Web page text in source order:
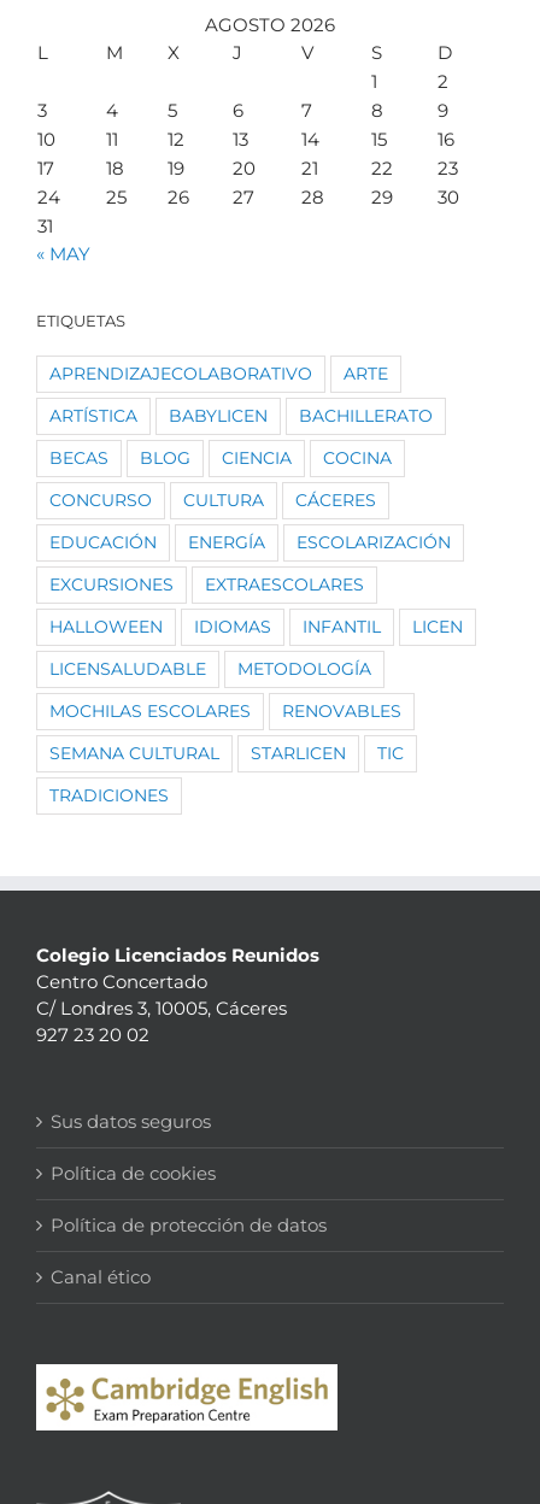
AGOSTO 2026
L
M X J V S
D
1
2
3
4 5 6 7 8
9
10
11 12 13 14 15
16
17
18 19 20 21 22
23
24
25 26 27 28 29
30
31
« MAY
ETIQUETAS
APRENDIZAJECOLABORATIVO ARTE
ARTÍSTICA BABYLICEN BACHILLERATO
BECAS BLOG CIENCIA COCINA
CONCURSO CULTURA CÁCERES
EDUCACIÓN ENERGÍA ESCOLARIZACIÓN
EXCURSIONES EXTRAESCOLARES
HALLOWEEN IDIOMAS INFANTIL LICEN
LICENSALUDABLE METODOLOGÍA
MOCHILAS ESCOLARES RENOVABLES
SEMANA CULTURAL STARLICEN TIC
TRADICIONES
Colegio Licenciados Reunidos
Centro Concertado
C/ Londres 3, 10005, Cáceres
927 23 20 02
Sus datos seguros
Política de cookies
Política de protección de datos
Canal ético